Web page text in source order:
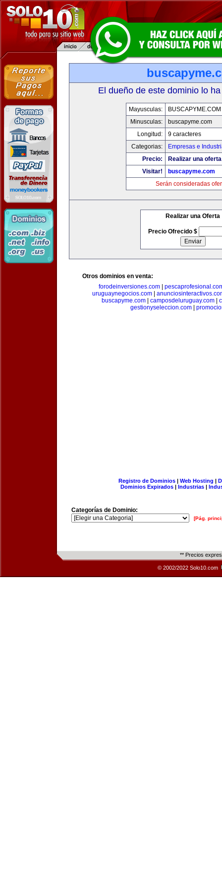
El dueño de este dominio lo
Mayusculas:
BUSCAPYME.COM
Minusculas:
buscapyme.com
Longitud:
9 caracteres
Categorias:
Empresas e
Precio:
Realizar una
Visitar!
buscapyme.com
Serán consideradas
Realizar una Oferta
Precio Ofrecido $
Otros dominios en venta:
forodeinversiones.com
uruguaynegocios.com|
buscapyme.com
camposdeluruguay.com
gestionyseleccion.com|
Registro de Dominios| Web Hosting |
Dominios Expirados | Industrias |
Categorías de Dominio:
[Pág.
** Precios
© 2002/2022 Solo10.com